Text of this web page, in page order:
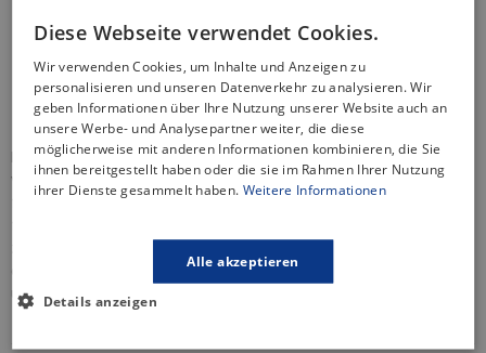
Wandarmatur, Einhebel
Umsteller: Nein
Rosette: Rund
Farbe: Weiß-Chrom
Die Dokos Unterputzarmatur ist eine innovative Kombination
von Weiß mit Chrom. Diese Serie ist eine großartige Lösung
für funktionale Badezimmer im modernen Stil. Dank dem
ziehen und sowohl als funktionale Dekoration dienen als
auch den modernen Charakter des Badezimmers
unterstreichen.
Diese Webseite verwendet Cookies.
Wir verwenden Cookies, um Inhalte und Anzeigen zu
personalisieren und unseren Datenverkehr zu analysieren. Wir
geben Informationen über Ihre Nutzung unserer Website auch an
unsere Werbe- und Analysepartner weiter, die diese
möglicherweise mit anderen Informationen kombinieren, die Sie
ihnen bereitgestellt haben oder die sie im Rahmen Ihrer Nutzung
ihrer Dienste gesammelt haben. Weitere Informationen
Alle akzeptieren
Details anzeigen